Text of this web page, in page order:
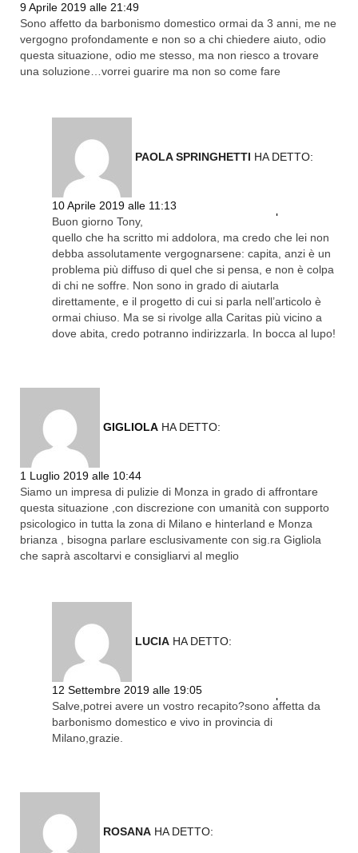
9 Aprile 2019 alle 21:49
Sono affetto da barbonismo domestico ormai da 3 anni, me ne
vergogno profondamente e non so a chi chiedere aiuto, odio
questa situazione, odio me stesso, ma non riesco a trovare
una soluzione…vorrei guarire ma non so come fare
PAOLA SPRINGHETTI HA DETTO:
10 Aprile 2019 alle 11:13
Buon giorno Tony,
quello che ha scritto mi addolora, ma credo che lei non
debba assolutamente vergognarsene: capita, anzi è un
problema più diffuso di quel che si pensa, e non è colpa
di chi ne soffre. Non sono in grado di aiutarla
direttamente, e il progetto di cui si parla nell’articolo è
ormai chiuso. Ma se si rivolge alla Caritas più vicino a
dove abita, credo potranno indirizzarla. In bocca al lupo!
GIGLIOLA HA DETTO:
1 Luglio 2019 alle 10:44
Siamo un impresa di pulizie di Monza in grado di affrontare
questa situazione ,con discrezione con umanità con supporto
psicologico in tutta la zona di Milano e hinterland e Monza
brianza , bisogna parlare esclusivamente con sig.ra Gigliola
che saprà ascoltarvi e consigliarvi al meglio
LUCIA HA DETTO:
12 Settembre 2019 alle 19:05
Salve,potrei avere un vostro recapito?sono affetta da
barbonismo domestico e vivo in provincia di
Milano,grazie.
ROSANA HA DETTO: